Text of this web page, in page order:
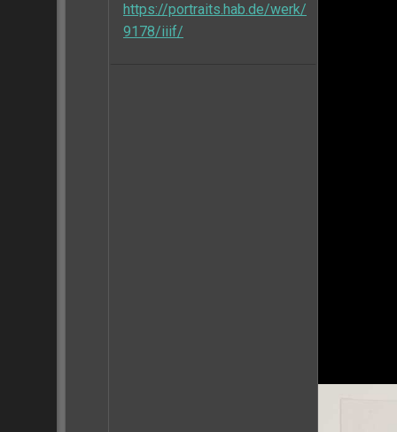
https://portraits.hab.de/werk/
9178/iiif/